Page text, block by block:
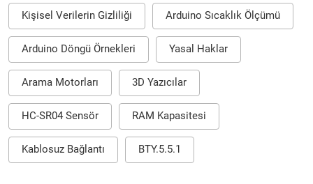
Kişisel Verilerin Gizliliği Arduino Sıcaklık Ölçümü
Arduino Döngü Örnekleri Yasal Haklar
Arama Motorları 3D Yazıcılar
HC-SR04 Sensör RAM Kapasitesi
Kablosuz Bağlantı BTY.5.5.1